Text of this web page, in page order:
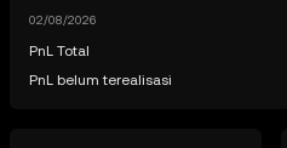
PnL Total
PnL belum terealisasi